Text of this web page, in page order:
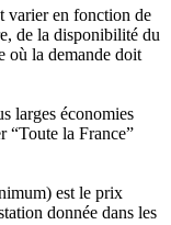
varier en fonction de
de la disponibilité du
où la demande doit
larges économies
“Toute la France”
est le prix
donnée dans les